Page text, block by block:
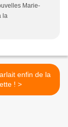
Marie-
la
enfin de la
dette ! >